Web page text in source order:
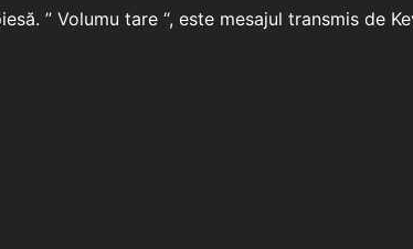
” Volumu tare “, este mesajul transmis de